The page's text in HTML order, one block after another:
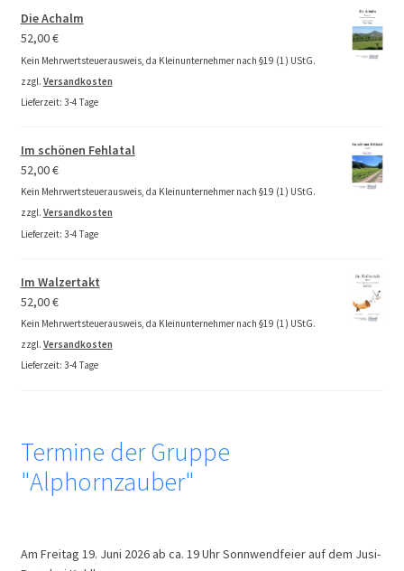
Die Achalm
52,00€
Kein Mehrwertsteuerausweis, da Kleinunternehmer nach §19 (1) UStG.
zzgl. Versandkosten
Lieferzeit: 3-4 Tage
Im schönen Fehlatal
52,00€
Kein Mehrwertsteuerausweis, da Kleinunternehmer nach §19 (1) UStG.
zzgl. Versandkosten
Lieferzeit: 3-4 Tage
Im Walzertakt
52,00€
Kein Mehrwertsteuerausweis, da Kleinunternehmer nach §19 (1) UStG.
zzgl. Versandkosten
Lieferzeit: 3-4 Tage
Termine der Gruppe
"Alphornzauber"
Am Freitag 19. Juni 2026 ab ca. 19 Uhr Sonnwendfeier auf dem Jusi-